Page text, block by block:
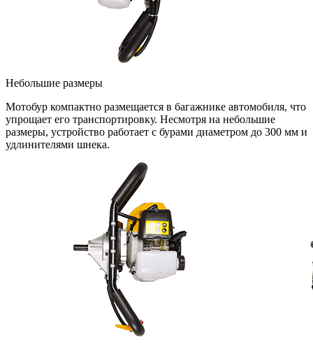
Небольшие размеры
Мотобур компактно размещается в багажнике автомобиля, что
упрощает его транспортировку. Несмотря на небольшие
размеры, устройство работает с бурами диаметром до 300 мм и
удлинителями шнека.